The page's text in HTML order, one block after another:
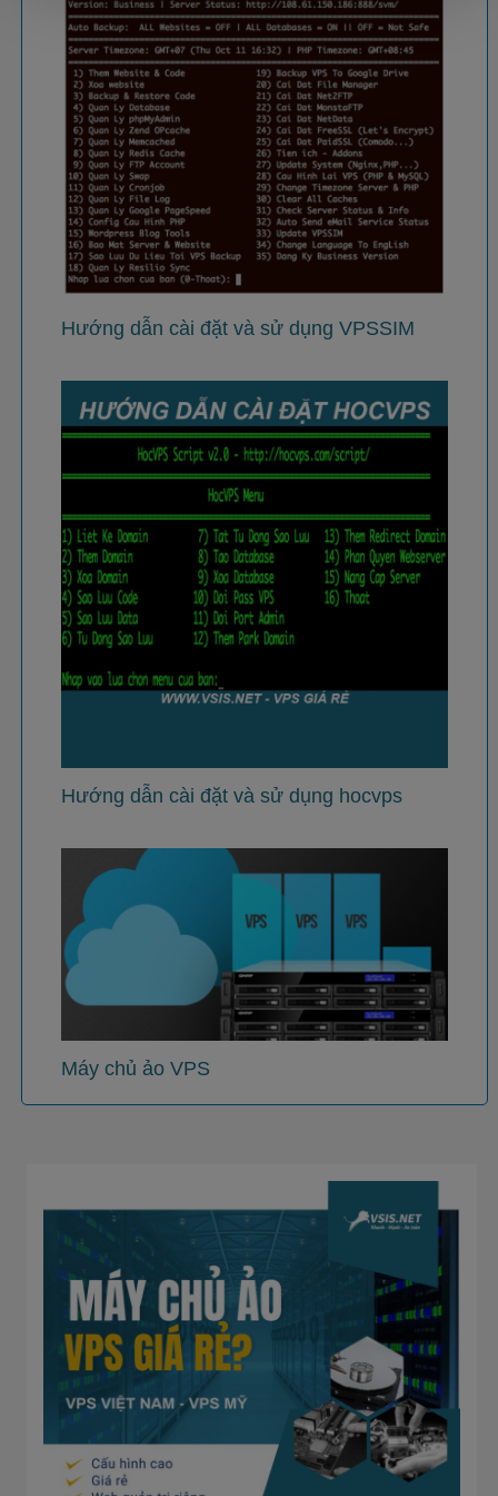
Hướng dẫn cài đặt và sử dụng VPSSIM
Hướng dẫn cài đặt và sử dụng hocvps
Máy chủ ảo VPS